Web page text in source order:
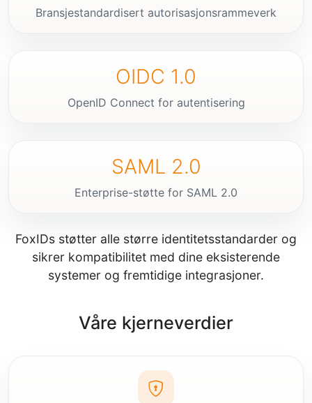
Bransjestandardisert autorisasjonsrammeverk
OIDC 1.0
OpenID Connect for autentisering
SAML 2.0
Enterprise-støtte for SAML 2.0
FoxIDs støtter alle større identitetsstandarder og
sikrer kompatibilitet med dine eksisterende
systemer og fremtidige integrasjoner.
Våre kjerneverdier